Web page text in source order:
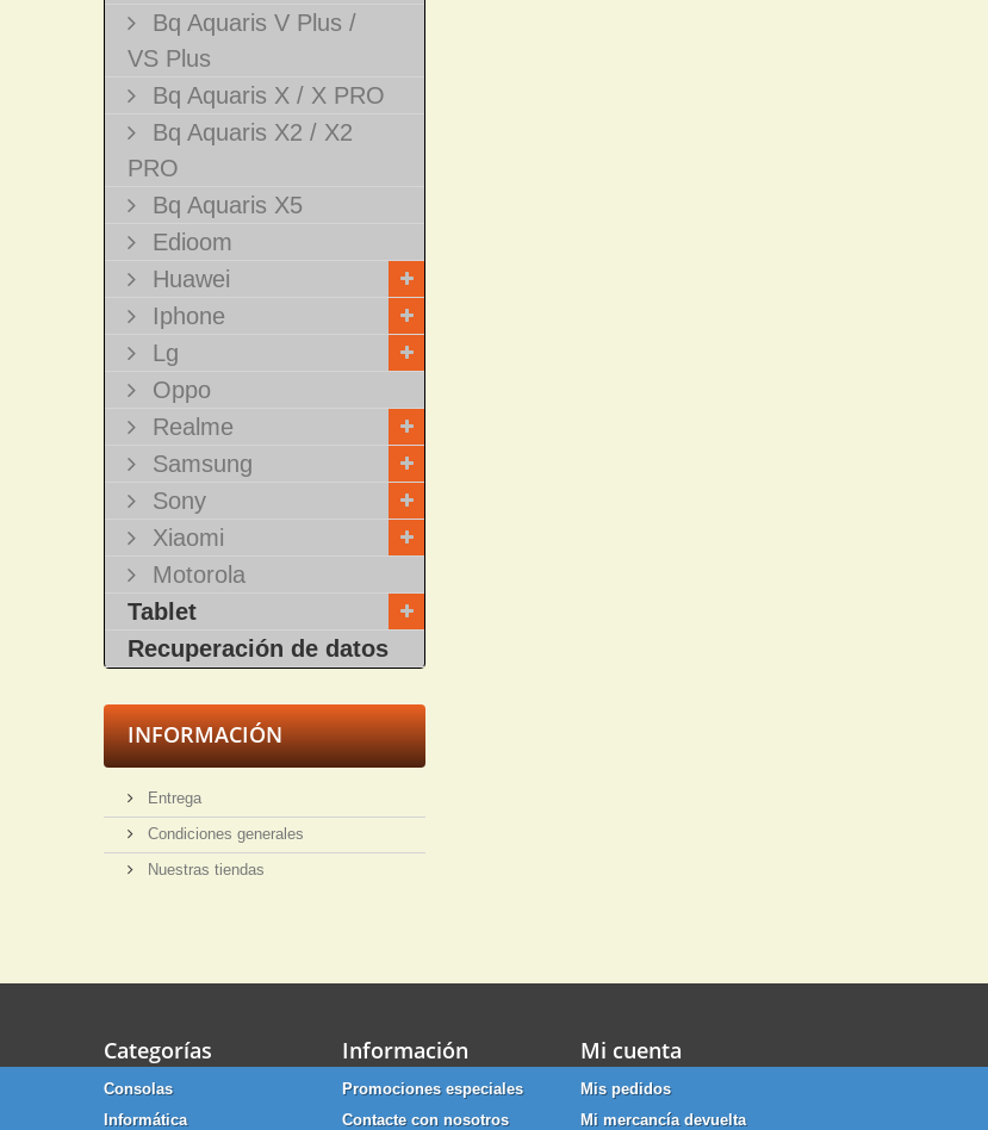
Bq Aquaris V Plus /
VS Plus
Bq Aquaris X / X PRO
Bq Aquaris X2 / X2
PRO
Bq Aquaris X5
Edioom
Huawei
Iphone
Lg
Oppo
Realme
Samsung
Sony
Xiaomi
Motorola
Tablet
Recuperación de datos
INFORMACIÓN
Entrega
Condiciones generales
Nuestras tiendas
Categorías
Consolas
Informática
Información
Promociones especiales
Contacte con nosotros
Mi cuenta
Mis pedidos
Mi mercancía devuelta